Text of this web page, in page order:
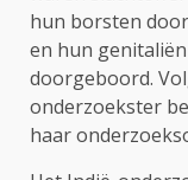
hun borsten
en hun
doorgeboord.
onderzoekster
haar